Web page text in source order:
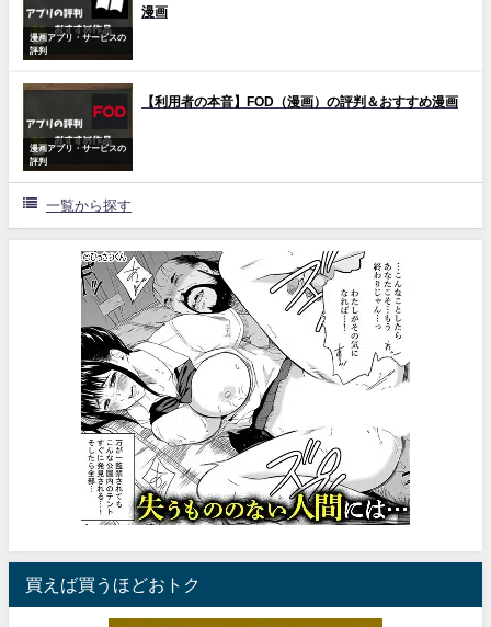
漫画アプリ・サービスの
評判
漫画
漫画アプリ・サービスの
評判
【利用者の本音】FOD（漫画）の評判＆おすすめ漫画
一覧から探す
買えば買うほどおトク